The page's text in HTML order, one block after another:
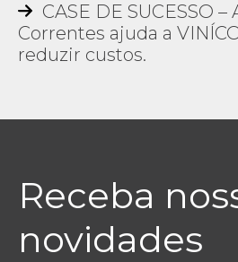
CASE DE SUCESSO –
Correntes ajuda a
reduzir custos.
Receba
novidades